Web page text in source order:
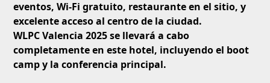
eventos, Wi-Fi gratuito, restaurante en el sitio, y
excelente acceso al centro de la ciudad.
WLPC Valencia 2025 se llevará a cabo
completamente en este hotel, incluyendo el boot
camp y la conferencia principal.